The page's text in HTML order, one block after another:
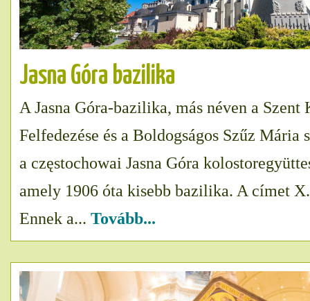
Jasna Góra bazilika
A Jasna Góra-bazilika, más néven a Szent
Felfedezése és a Boldogságos Szűz Mária
a częstochowai Jasna Góra
amely 1906 óta kisebb bazilika. A címet
Ennek a... Tovább...